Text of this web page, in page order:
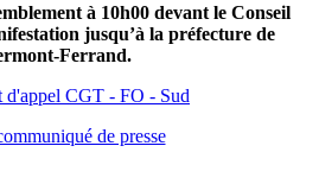
à 10h00 devant le Conseil
jusqu’à la préfecture de
Ferrand.
d'appel CGT - FO - Sud
de presse